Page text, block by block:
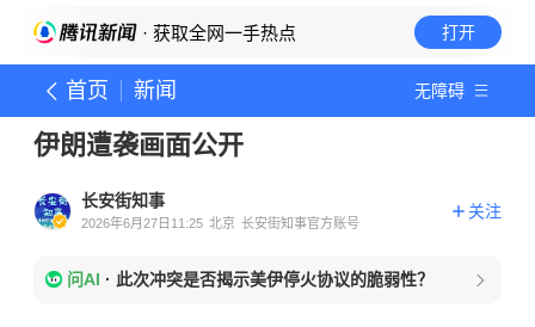
· 获取全网一手热点 打开
首页 新闻 无障碍
伊朗遭袭画面公开
长安街知事
2026年6月27日11:25 北京 长安街知事官方账号
关注
问AI · 此次冲突是否揭示美伊停火协议的脆弱性？